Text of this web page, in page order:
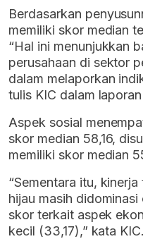
Berdasarkan
memiliki skor median
“Hal ini menunjukkan
perusahaan di sektor
dalam melaporkan
tulis KIC dalam laporan
Aspek sosial
skor median 58,16,
memiliki skor median
“Sementara itu,
hijau masih
skor terkait aspek
kecil (33,17),” kata KIC.